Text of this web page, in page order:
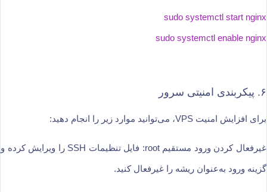
sudo systemctl start nginx
sudo systemctl enable nginx
۶. پیکربندی امنیتی سرور
برای افزایش امنیت VPS، می‌توانید موارد زیر را انجام دهید:
غیرفعال کردن ورود مستقیم root: فایل تنظیمات SSH را ویرایش کرده و
گزینه ورود به‌عنوان ریشه را غیرفعال کنید.